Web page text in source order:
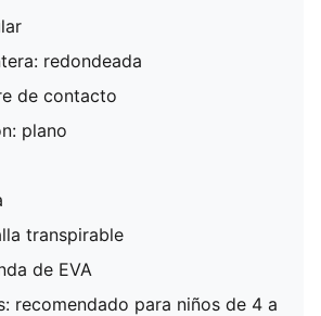
redondeada
de contacto
plano
transpirable
de EVA
recomendado para niños de 4 a